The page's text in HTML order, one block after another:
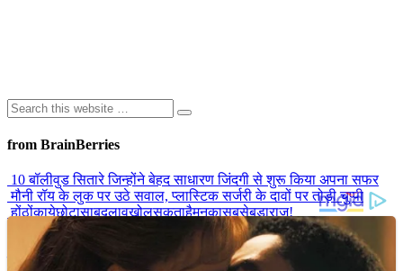
from BrainBerries
10 बॉलीवुड सितारे जिन्होंने बेहद साधारण जिंदगी से शुरू किया अपना सफर
मौनी रॉय के लुक पर उठे सवाल, प्लास्टिक सर्जरी के दावों पर तोड़ी चुप्पी
होंठोंकायेछोटासाबदलावखोलसकताहैमनकासबसेबड़ाराज!
राजकुमारी डायना की मौत का रहस्य, जिस पर दशकों बाद भी उठते हैं सवाल
बाथरूम के शीशे के पीछे छुपा था ‘सीक्रेट रूम’! घर की मरम्मत करते कपल को
मिला ऐसा राज, सब रह गए हैरान